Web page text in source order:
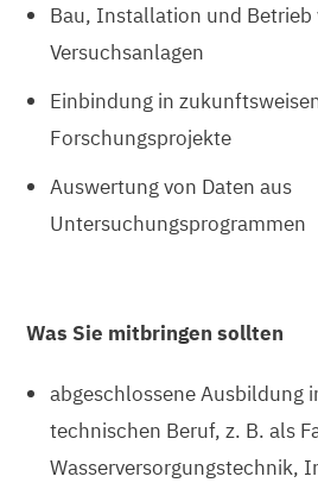
Bau, Installation und Betrieb
Versuchsanlagen
Einbindung in
Forschungsprojekte
Auswertung von Daten aus
Untersuchungsprogrammen
Was Sie mitbringen sollten
abgeschlossene Ausbildung
technischen Beruf, z. B. als
Wasserversorgungstechnik,